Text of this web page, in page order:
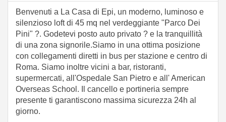
Benvenuti a La Casa di Epi, un moderno, luminoso e
silenzioso loft di 45 mq nel verdeggiante "Parco Dei
Pini" ?. Godetevi posto auto privato ? e la tranquillità
di una zona signorile.Siamo in una ottima posizione
con collegamenti diretti in bus per stazione e centro di
Roma. Siamo inoltre vicini a bar, ristoranti,
supermercati, all'Ospedale San Pietro e all' American
Overseas School. Il cancello e portineria sempre
presente ti garantiscono massima sicurezza 24h al
giorno.